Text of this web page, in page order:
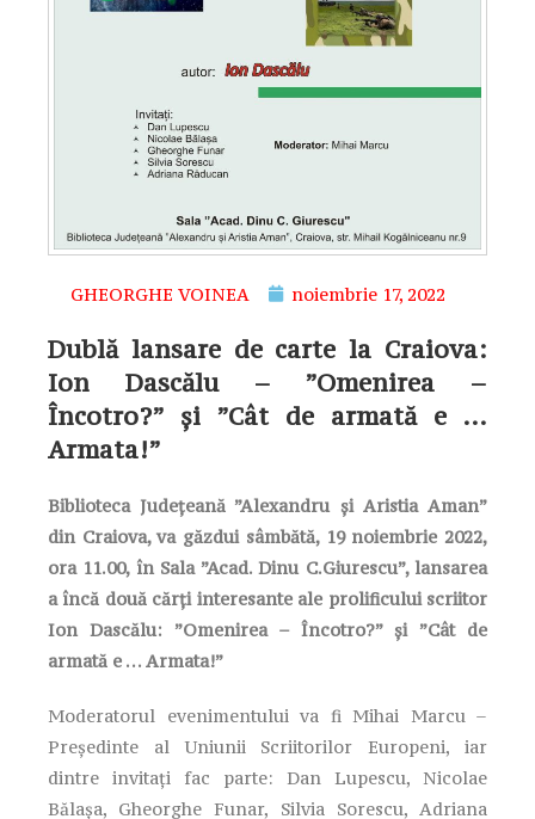
GHEORGHE VOINEA noiembrie 17, 2022
Dublă lansare de carte la Craiova:
Ion Dascălu – ”Omenirea –
Încotro?” și ”Cât de armată e …
Armata!”
Biblioteca Județeană ”Alexandru și Aristia Aman”
din Craiova, va găzdui sâmbătă, 19 noiembrie 2022,
ora 11.00, în Sala ”Acad. Dinu C.Giurescu”, lansarea
a încă două cărți interesante ale prolificului scriitor
Ion Dascălu: ”Omenirea – Încotro?” și ”Cât de
armată e … Armata!”
Moderatorul evenimentului va fi Mihai Marcu –
Președinte al Uniunii Scriitorilor Europeni, iar
dintre invitați fac parte: Dan Lupescu, Nicolae
Bălașa, Gheorghe Funar, Silvia Sorescu, Adriana